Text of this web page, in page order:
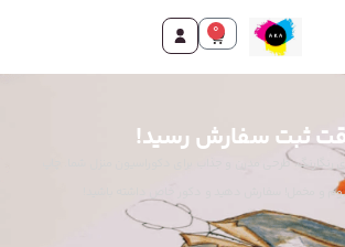
0
ثبت سفارش رسید!
رنگارنگ، طرحی مدرن و جذاب برای دکوراسیون منزل شما. چاپ
و مخمل! سفارش دهید و دکور خاص داشته باشید!